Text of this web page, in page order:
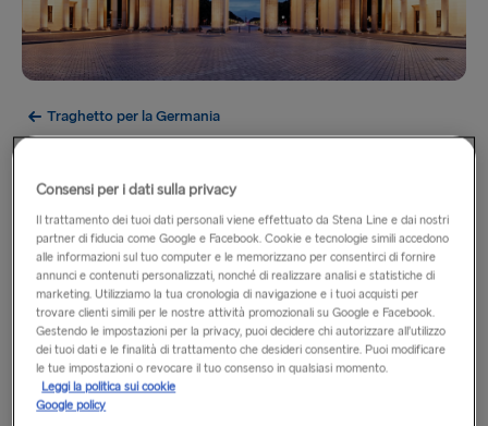
Traghetto per la Germania
La capitale tedesca è una delle più entusiasmanti
d’Europa.
Prendi il traghetto da Göteborg a Kiel oppure da
Trelleborg a Rostock, e potrai raggiungere facilmente
la capitale tedesca in auto. Berlino è una città piena di
fascino, cultura, luoghi...
Più informazioni
Consensi per i dati sulla privacy
Il trattamento dei tuoi dati personali viene effettuato da Stena Line e dai nostri
partner di fiducia come Google e Facebook. Cookie e tecnologie simili accedono
alle informazioni sul tuo computer e le memorizzano per consentirci di fornire
annunci e contenuti personalizzati, nonché di realizzare analisi e statistiche di
marketing. Utilizziamo la tua cronologia di navigazione e i tuoi acquisti per
trovare clienti simili per le nostre attività promozionali su Google e Facebook.
Gestendo le impostazioni per la privacy, puoi decidere chi autorizzare all’utilizzo
dei tuoi dati e le finalità di trattamento che desideri consentire. Puoi modificare
le tue impostazioni o revocare il tuo consenso in qualsiasi momento.
Leggi la politica sui cookie
Google policy